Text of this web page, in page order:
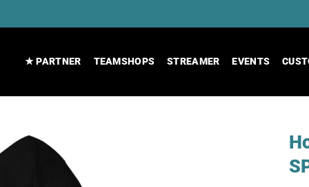
★ PARTNER TEAMSHOPS STREAMER EVENTS